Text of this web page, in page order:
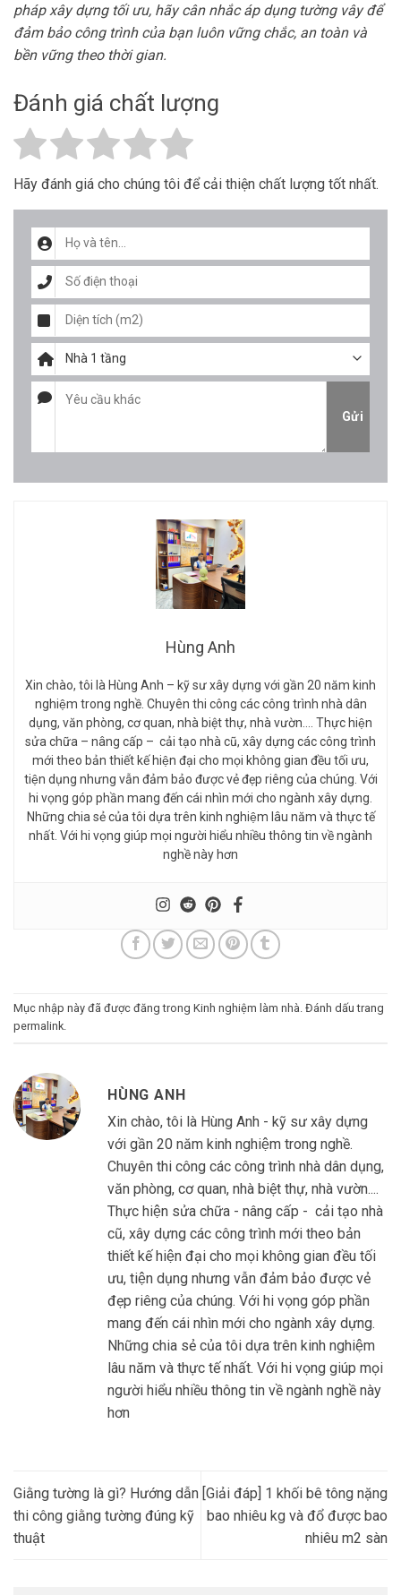
pháp xây dựng tối ưu, hãy cân nhắc áp dụng tường vây để
đảm bảo công trình của bạn luôn vững chắc, an toàn và
bền vững theo thời gian.
Đánh giá chất lượng
Hãy đánh giá cho chúng tôi để cải thiện chất lượng tốt nhất.
Hùng Anh
Xin chào, tôi là Hùng Anh – kỹ sư xây dựng với gần 20 năm kinh
nghiệm trong nghề. Chuyên thi công các công trình nhà dân
dụng, văn phòng, cơ quan, nhà biệt thự, nhà vườn…. Thực hiện
sửa chữa – nâng cấp – cải tạo nhà cũ, xây dựng các công trình
mới theo bản thiết kế hiện đại cho mọi không gian đều tối ưu,
tiện dụng nhưng vẫn đảm bảo được vẻ đẹp riêng của chúng. Với
hi vọng góp phần mang đến cái nhìn mới cho ngành xây dựng.
Những chia sẻ của tôi dựa trên kinh nghiệm lâu năm và thực tế
nhất. Với hi vọng giúp mọi người hiểu nhiều thông tin về ngành
nghề này hơn
Mục nhập này đã được đăng trong Kinh nghiệm làm nhà . Đánh dấu trang
permalink
HÙNG ANH
Xin chào, tôi là Hùng Anh - kỹ sư xây dựng
với gần 20 năm kinh nghiệm trong nghề.
Chuyên thi công các công trình nhà dân dụng,
văn phòng, cơ quan, nhà biệt thự, nhà vườn....
Thực hiện sửa chữa - nâng cấp - cải tạo nhà
cũ, xây dựng các công trình mới theo bản
thiết kế hiện đại cho mọi không gian đều tối
ưu, tiện dụng nhưng vẫn đảm bảo được vẻ
đẹp riêng của chúng. Với hi vọng góp phần
mang đến cái nhìn mới cho ngành xây dựng.
Những chia sẻ của tôi dựa trên kinh nghiệm
lâu năm và thực tế nhất. Với hi vọng giúp mọi
người hiểu nhiều thông tin về ngành nghề này
hơn
Giằng tường là gì? Hướng dẫn
thi công giằng tường đúng kỹ
thuật
[Giải đáp] 1 khối bê tông nặng
bao nhiêu kg và đổ được bao
nhiêu m2 sàn